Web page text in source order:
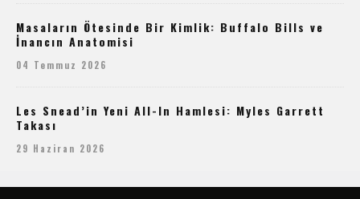
Masaların Ötesinde Bir Kimlik: Buffalo Bills ve
İnancın Anatomisi
04 Temmuz 2026
Les Snead’in Yeni All-In Hamlesi: Myles Garrett
Takası
29 Haziran 2026